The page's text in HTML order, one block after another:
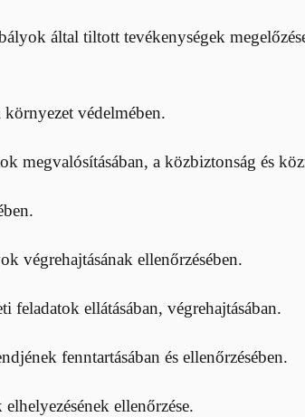
által tiltott tevékenységek
védelmében.
megvalósításában, a közbiztonság és
végrehajtásának ellenőrzésében.
feladatok ellátásában, végrehajtásában.
fenntartásában és ellenőrzésében.
ellenőrzése.